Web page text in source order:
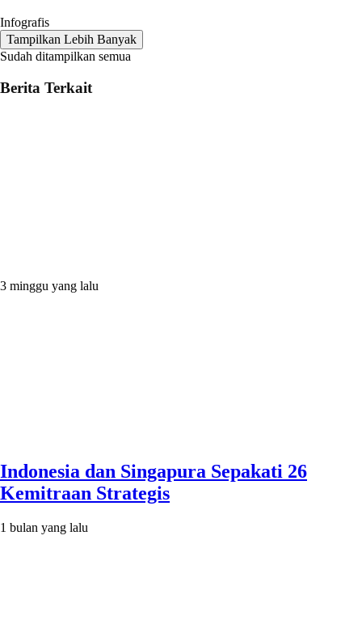
Infografis
Tampilkan Lebih Banyak
Sudah ditampilkan semua
Berita Terkait
3 minggu yang lalu
Indonesia dan Singapura Sepakati 26
Kemitraan Strategis
1 bulan yang lalu